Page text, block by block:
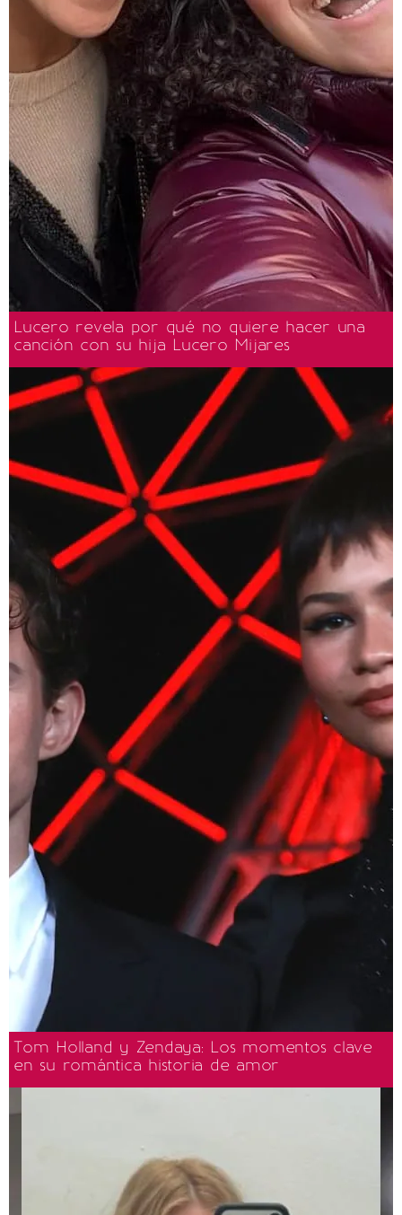
Lucero revela por qué no quiere hacer una
canción con su hija Lucero Mijares
Tom Holland y Zendaya: Los momentos clave
en su romántica historia de amor